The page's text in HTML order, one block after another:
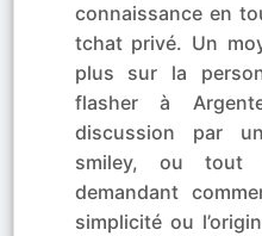
connaissance en
tchat privé. Un
plus sur la
flasher à
discussion par
smiley, ou tout
demandant
simplicité ou